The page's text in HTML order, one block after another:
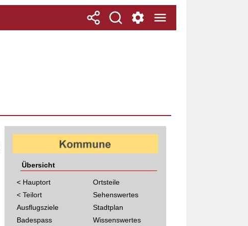
Übersicht
< Hauptort
< Teilort
Ausflugsziele
Badespass
Ortsteile
Sehenswertes
Stadtplan
Wissenswertes